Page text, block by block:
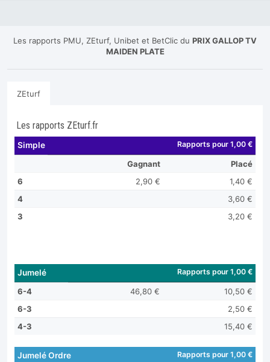
Les rapports PMU, ZEturf, Unibet et BetClic du PRIX GALLOP TV
MAIDEN PLATE
ZEturf
Les rapports ZEturf.fr
Simple Rapports pour 1,00 €
Gagnant
Placé
6
2,90 €
1,40 €
4
3,60 €
3
3,20 €
Jumelé Rapports pour 1,00 €
6-4 46,80 €
10,50 €
6-3
2,50 €
4-3
15,40 €
Jumelé Ordre Rapports pour 1,00 €